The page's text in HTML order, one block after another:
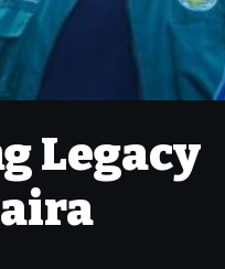
Legacy